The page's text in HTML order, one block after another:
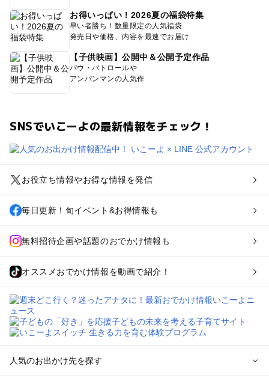
お得いっぱい！2026夏の福袋特集
早い者勝ち！数量限定の人気福袋
発売日や価格、内容を最速でお届け
【子供映画】公開中＆公開予定作品
パウ・パトロールや
アンパンマンの人気作
SNSでいこーよの最新情報をチェック！
お役立ち情報やお得な情報を発信
毎日更新！旬イベント&お得情報も
無料招待企画や話題のおでかけ情報も
オススメおでかけ情報を動画で紹介！
人気のお出かけ先を探す